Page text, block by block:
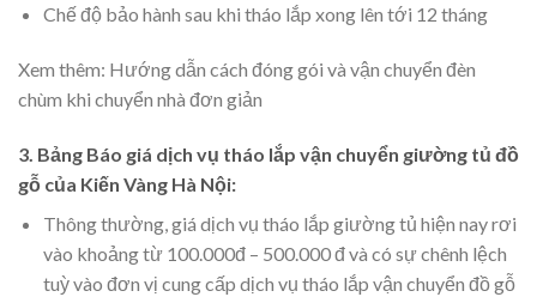
Chế độ bảo hành sau khi tháo lắp xong lên tới 12 tháng
Xem thêm: Hướng dẫn cách đóng gói và vận chuyển đèn
chùm khi chuyển nhà đơn giản
3. Bảng Báo giá dịch vụ tháo lắp vận chuyển giường tủ đồ
gỗ của Kiến Vàng Hà Nội:
Thông thường, giá dịch vụ tháo lắp giường tủ hiện nay rơi
vào khoảng từ 100.000đ – 500.000 đ và có sự chênh lệch
tuỳ vào đơn vị cung cấp dịch vụ tháo lắp vận chuyển đồ gỗ